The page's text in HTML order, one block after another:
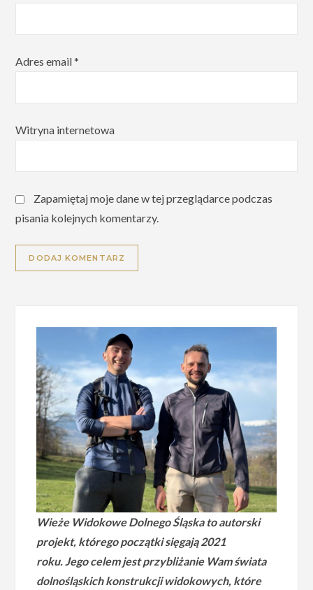
Adres email*
Witryna internetowa
Zapamiętaj moje dane w tej przeglądarce podczas
pisania kolejnych komentarzy.
Wieże Widokowe Dolnego Śląska to autorski
projekt, którego początki sięgają 2021
roku.Jego celem jest przybliżanie Wam świata
dolnośląskich konstrukcji widokowych, które